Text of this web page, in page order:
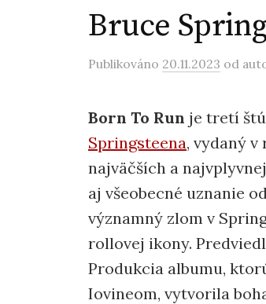
Bruce
Publikováno 20.11.2023 od
Born To Run je tretí
Springsteena, vydaný v
najväčších a
aj všeobecné uznanie
významný zlom v
rollovej ikony.
Produkcia albumu,
Iovineom, vytvorila